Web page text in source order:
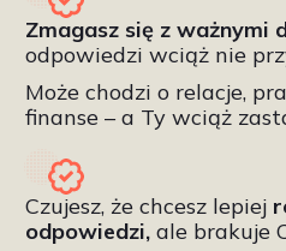
Zmagasz się z ważnymi
odpowiedzi wciąż nie
Może chodzi o relacje,
finanse – a Ty wciąż
Czujesz, że chcesz lepiej
odpowiedzi, ale brakuje